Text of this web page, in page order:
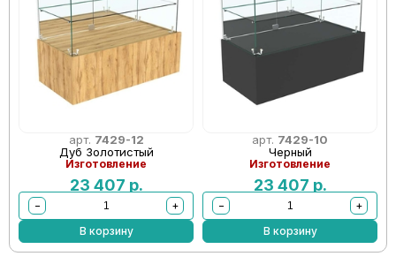
арт. 7429-12
Дуб Золотистый
Изготовление
23 407 р.
−
+
В корзину
арт. 7429-10
Черный
Изготовление
23 407 р.
−
+
В корзину